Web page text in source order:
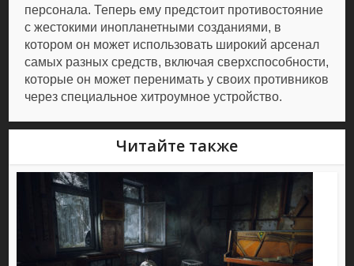
персонала. Теперь ему предстоит противостояние
с жестокими инопланетными созданиями, в
котором он может использовать широкий арсенал
самых разных средств, включая сверхспособности,
которые он может перенимать у своих противников
через специальное хитроумное устройство.
Читайте также